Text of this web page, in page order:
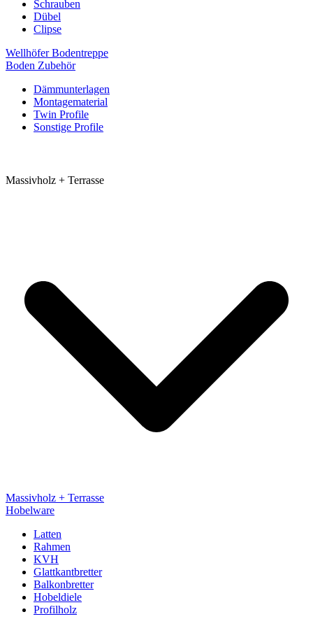
Schrauben
Dübel
Clipse
Wellhöfer Bodentreppe
Boden Zubehör
Dämmunterlagen
Montagematerial
Twin Profile
Sonstige Profile
Massivholz + Terrasse
Massivholz + Terrasse
Hobelware
Latten
Rahmen
KVH
Glattkantbretter
Balkonbretter
Hobeldiele
Profilholz